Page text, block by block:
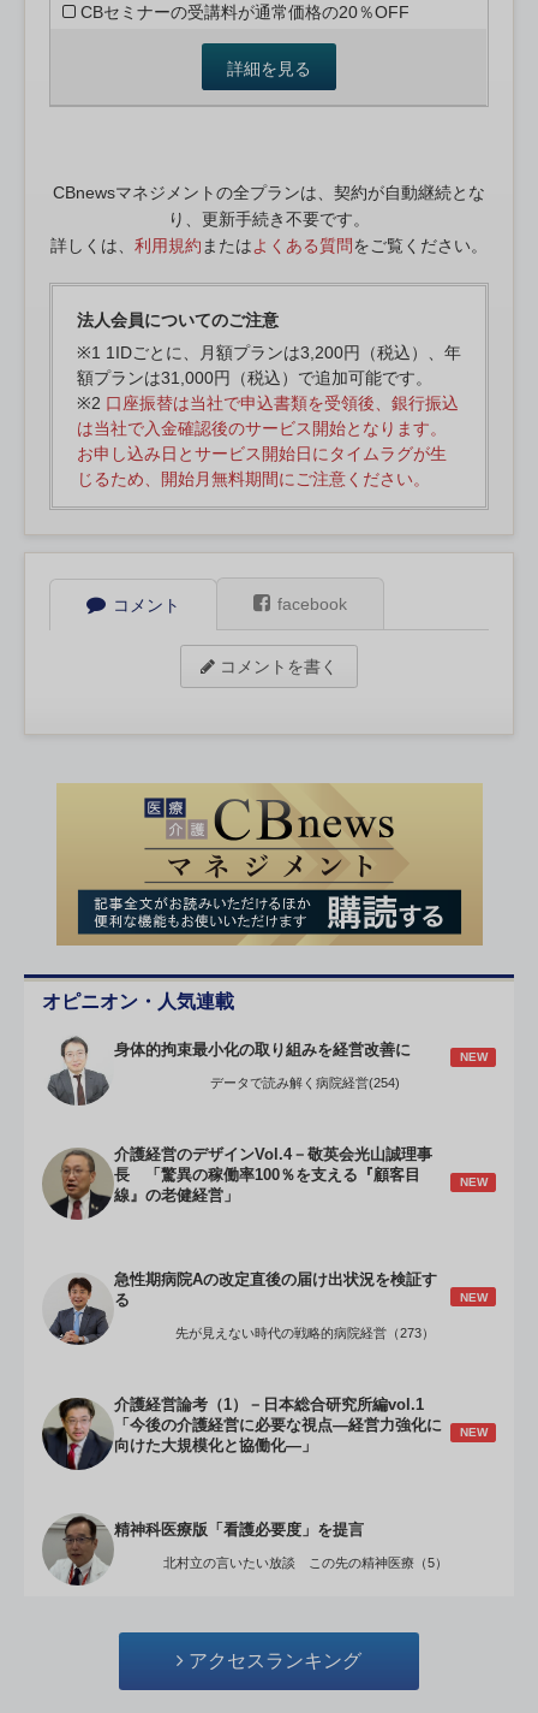
CBセミナーの受講料が通常価格の20％OFF
詳細を見る
CBnewsマネジメントの全プランは、契約が自動継続とな
り、更新手続き不要です。
詳しくは、 利用規約 またはよくある質問をご覧ください。
法人会員についてのご注意
※1 1IDごとに、月額プランは3,200円（税込）、年
額プランは31,000円（税込）で追加可能です。
※2 口座振替は当社で申込書類を受領後、銀行振込
は当社で入金確認後のサービス開始となります。
お申し込み日とサービス開始日にタイムラグが生
じるため、開始月無料期間にご注意ください。
コメント facebook
コメントを書く
オピニオン・人気連載
身体的拘束最小化の取り組みを経営改善に NEW
データで読み解く病院経営(254)
介護経営のデザインVol.4－敬英会光山誠理事
長 「驚異の稼働率100％を支える『顧客目
線』の老健経営」
NEW
急性期病院Aの改定直後の届け出状況を検証す
る
NEW
先が見えない時代の戦略的病院経営（273）
介護経営論考（1）－日本総合研究所編vol.1
「今後の介護経営に必要な視点―経営力強化に
向けた大規模化と協働化―」
NEW
精神科医療版「看護必要度」を提言
北村立の言いたい放談 この先の精神医療（5）
アクセスランキング